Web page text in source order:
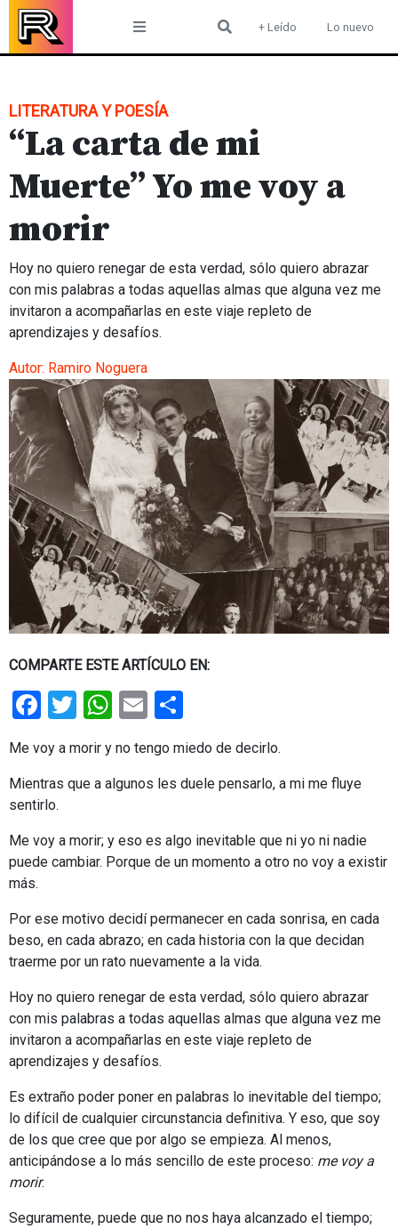
Skip
content
+ Leído Lo nuevo
LITERATURA Y POESÍA
“La carta de mi
Muerte” Yo me voy a
morir
Hoy no quiero renegar de esta verdad, sólo quiero abrazar
con mis palabras a todas aquellas almas que alguna vez me
invitaron a acompañarlas en este viaje repleto de
aprendizajes y desafíos.
Autor: Ramiro Noguera
COMPARTE ESTE ARTÍCULO EN:
Facebook
Twitter
WhatsApp
Email
Me voy a morir y no tengo miedo de decirlo.
Mientras que a algunos les duele pensarlo, a mi me fluye
sentirlo.
Me voy a morir; y eso es algo inevitable que ni yo ni nadie
puede cambiar. Porque de un momento a otro no voy a existir
más.
Por ese motivo decidí permanecer en cada sonrisa, en cada
beso, en cada abrazo; en cada historia con la que decidan
traerme por un rato nuevamente a la vida.
Hoy no quiero renegar de esta verdad, sólo quiero abrazar
con mis palabras a todas aquellas almas que alguna vez me
invitaron a acompañarlas en este viaje repleto de
aprendizajes y desafíos.
Es extraño poder poner en palabras lo inevitable del tiempo;
lo difícil de cualquier circunstancia definitiva. Y eso, que soy
de los que cree que por algo se empieza. Al menos,
anticipándose a lo más sencillo de este proceso: me voy a
morir.
Seguramente, puede que no nos haya alcanzado el tiempo;